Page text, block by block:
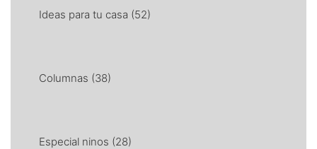
Ideas para tu casa (52)
Columnas (38)
Especial ninos (28)